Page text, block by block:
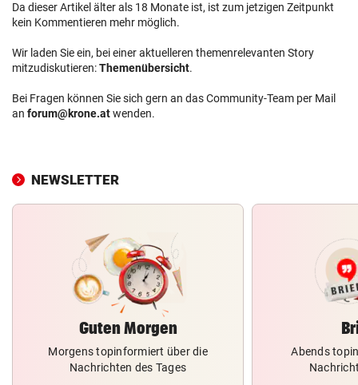
Da dieser Artikel älter als 18 Monate ist, ist zum jetzigen Zeitpunkt
kein Kommentieren mehr möglich.
Wir laden Sie ein, bei einer aktuelleren themenrelevanten Story
mitzudiskutieren:Themenübersicht.
Bei Fragen können Sie sich gern an das Community-Team per Mail
an forum@krone.atwenden.
NEWSLETTER
Guten Morgen
Morgens topinformiert über die
Nachrichten des Tages
Abends